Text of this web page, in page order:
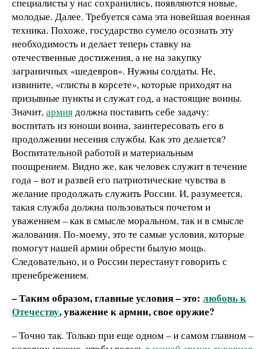
молодые. Далее. Требуется сама эта новейшая военная
техника. Похоже, государство сумело осознать эту
необходимость и делает теперь ставку на
отечественные достижения, а не на закупку
заграничных «шедевров». Нужны солдаты. Не,
извините, «глисты в корсете», которые приходят на
призывные пункты и служат год, а настоящие воины.
Значит, армия должна поставить себе задачу:
воспитать из юноши воина, заинтересовать его в
продолжении несения службы. Как это делается?
Воспитательной работой и материальным
поощрением. Видно же, как человек служит в течение
года – вот и развей его патриотические чувства в
желание продолжать служить России. И, разумеется,
такая служба должна пользоваться почетом и
уважением – как в смысле моральном, так и в смысле
жалования. По-­моему, это те самые условия, которые
помогут нашей армии обрести былую мощь.
Следовательно, и о России перестанут говорить с
пренебрежением.
– Таким образом, главные условия – это: любовь к
Отечеству, уважение к армии, свое оружие?
– Точно так. Только при еще одном – и самом главном –